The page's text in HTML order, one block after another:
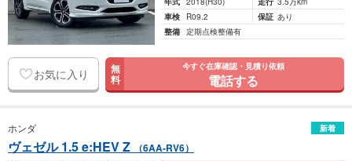
車検
R09.2 保証 あり
整備 定期点検整備有
お気に入り 無
料
今すぐ在庫確認・見積り依頼
電話する
ホンダ 新着
ヴェゼル 1.5 e:HEV Z （6AA-RV6）